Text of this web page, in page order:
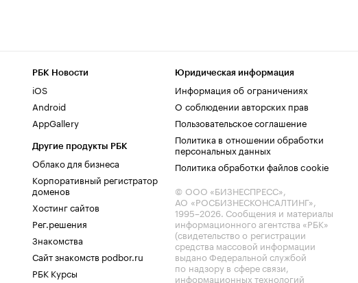
РБК Новости
iOS
Android
AppGallery
Другие продукты РБК
Облако для бизнеса
Корпоративный регистратор
доменов
Хостинг сайтов
Рег.решения
Знакомства
Сайт знакомств podbor.ru
РБК Курсы
Юридическая информация
Информация об ограничениях
О соблюдении авторских прав
Пользовательское соглашение
Политика в отношении обработки
персональных данных
Политика обработки файлов cookie
© ООО «БИЗНЕСПРЕСС»,
АО «РОСБИЗНЕСКОНСАЛТИНГ»,
1995–2026. Сообщения и материалы
информационного агентства «РБК»
(свидетельство о регистрации
средства массовой информации
выдано Федеральной службой
по надзору в сфере связи,
информационных технологий